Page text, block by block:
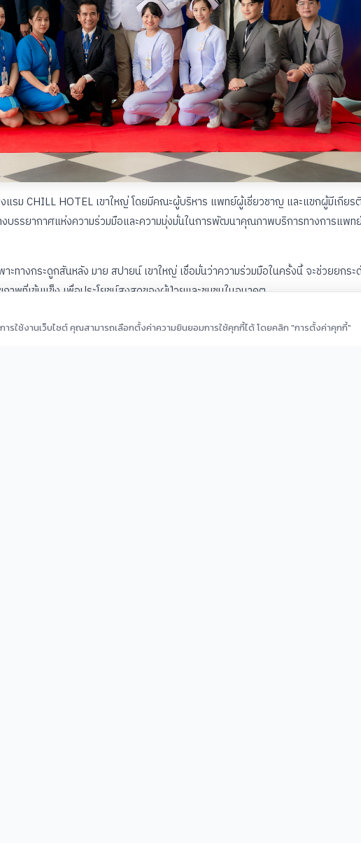
รม CHILL HOTEL เขาใหญ่ โดยมีคณะผู้บริหาร แพทย์ผู้เชี่ยวชาญ และแขกผู้มีเกียร
บรรยากาศแห่งความร่วมมือและความมุ่งมั่นในการพัฒนาคุณภาพบริการทางการแพท
ะทางกระดูกสันหลัง มาย สปายน์ เขาใหญ่ เชื่อมั่นว่าความร่วมมือในครั้งนี้ จะช่วยยกระ
าพที่เข้มแข็ง เพื่อประโยชน์สูงสุดของผู้ป่วยและชุมชนในอนาคต
ารใช้งานเว็บไซต์ คุณสามารถเลือกตั้งค่าความยินยอมการใช้คุกกี้ได้ โดยคลิก "การตั้งค่าคุกกี้"